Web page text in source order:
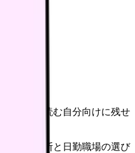
やあとで読む自分向けに残せ
い時の判断と日勤職場の選び